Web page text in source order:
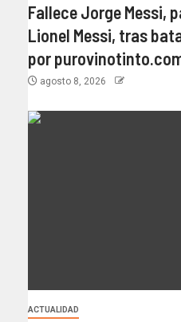
Fallece Jorge Messi,
Lionel Messi, tras
por
agosto 8, 2026
ACTUALIDAD